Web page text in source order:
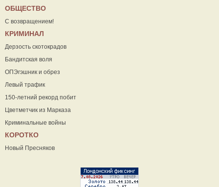
ОБЩЕСТВО
С возвращением!
КРИМИНАЛ
Дерзость скотокрадов
Бандитская воля
ОПЭгэшник и обрез
Левый трафик
150-летний рекорд побит
Цветметчик из Марказа
Криминальные войны
КОРОТКО
Новый Пресняков